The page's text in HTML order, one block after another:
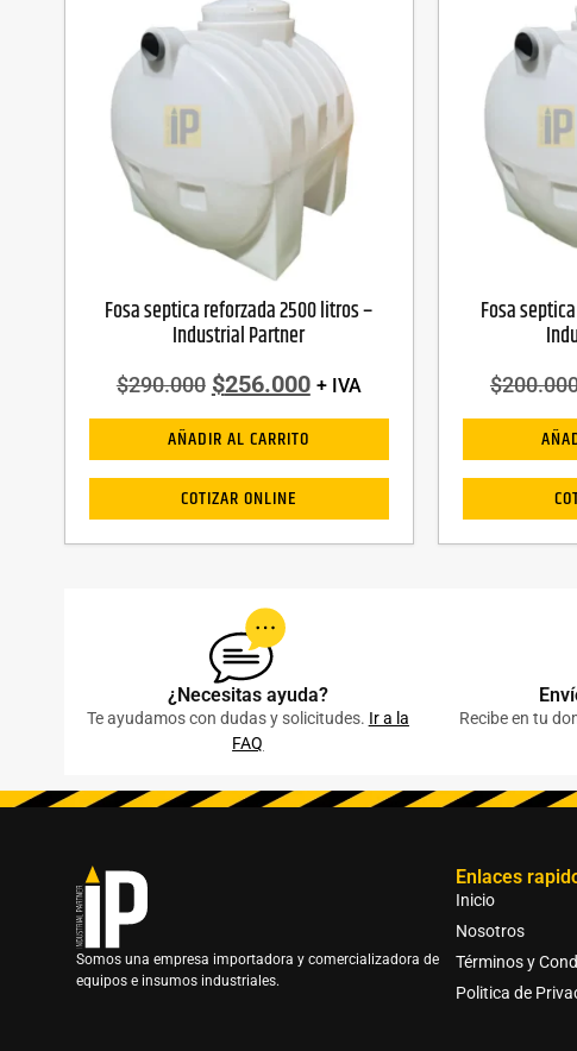
Fosa septica reforzada 2500 litros –
Industrial Partner
$290.000 $256.000 + IVA
AÑADIR AL CARRITO
COTIZAR ONLINE
Fosa
$
¿Necesitas ayuda?
Te ayudamos con dudas y solicitudes. Ir a la
FAQ
Recibe en tu
Somos una empresa importadora y comercializadora de
equipos e insumos industriales.
Enlaces
Inicio
Nosotros
Términos y
Politica de